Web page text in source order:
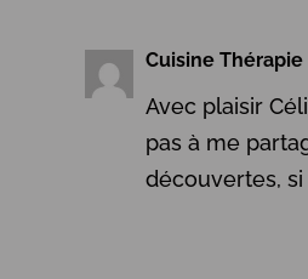
Cuisine Thérapie
Avec plaisir
pas à me
découvertes, si